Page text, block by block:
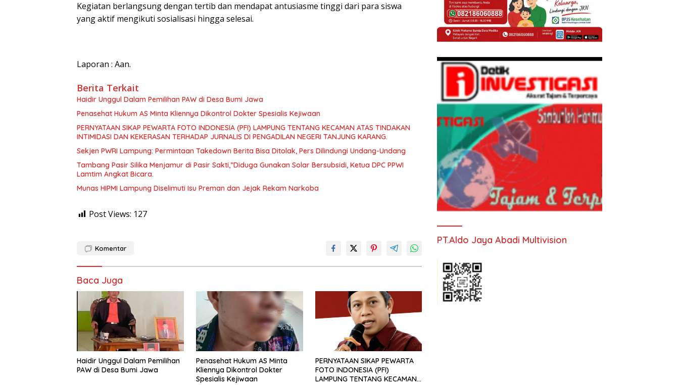
‎Kegiatan berlangsung dengan tertib dan mendapat antusiasme tinggi dari para siswa
yang aktif mengikuti sosialisasi hingga selesai.
Laporan : Aan.
Berita Terkait
Haidir Unggul Dalam Pemilihan PAW di Desa Bumi Jawa
Penasehat Hukum AS Minta Kliennya Dikontrol Dokter Spesialis Kejiwaan
PERNYATAAN SIKAP PEWARTA FOTO INDONESIA (PFI) LAMPUNG TENTANG KECAMAN ATAS TINDAKAN
INTIMIDASI DAN KEKERASAN TERHADAP JURNALIS DI PENGADILAN NEGERI TANJUNG KARANG.
Sekjen PWRI Lampung: Permintaan Takedown Berita Bisa Ditolak, Pers Dilindungi Undang-Undang
Tambang Pasir Silika Menjamur di Pasir Sakti,”Diduga Gunakan Solar Bersubsidi, Ketua DPC PPWI
Lamtim Angkat Bicara.
Munas HIPMI Lampung Diselimuti Isu Preman dan Jejak Rekam Narkoba
Post Views: 127
Komentar
Baca Juga
Haidir Unggul Dalam Pemilihan
PAW di Desa Bumi Jawa
Penasehat Hukum AS Minta
Kliennya Dikontrol Dokter
Spesialis Kejiwaan
PERNYATAAN SIKAP PEWARTA
FOTO INDONESIA (PFI)
LAMPUNG TENTANG KECAMAN
PT.Aldo Jaya Abadi Multivision